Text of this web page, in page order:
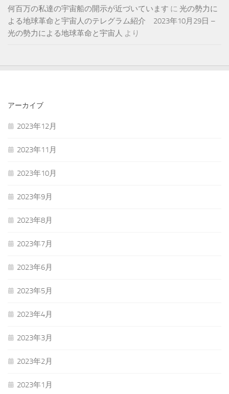
何百万の私達の宇宙船の開示が近づいています に 光の勢力に
よる地球革命と宇宙人のテレグラム紹介 2023年10月29日 –
光の勢力による地球革命と宇宙人 より
アーカイブ
2023年12月
2023年11月
2023年10月
2023年9月
2023年8月
2023年7月
2023年6月
2023年5月
2023年4月
2023年3月
2023年2月
2023年1月